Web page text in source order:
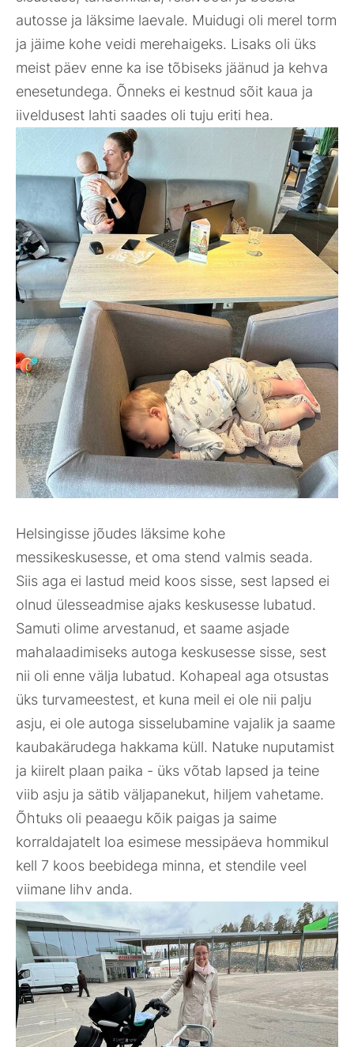
autosse ja läksime laevale. Muidugi oli merel torm
ja jäime kohe veidi merehaigeks. Lisaks oli üks
meist päev enne ka ise tõbiseks jäänud ja kehva
enesetundega. Õnneks ei kestnud sõit kaua ja
iiveldusest lahti saades oli tuju eriti hea.
Helsingisse jõudes läksime kohe
messikeskusesse, et oma stend valmis seada.
Siis aga ei lastud meid koos sisse, sest lapsed ei
olnud ülesseadmise ajaks keskusesse lubatud.
Samuti olime arvestanud, et saame asjade
mahalaadimiseks autoga keskusesse sisse, sest
nii oli enne välja lubatud. Kohapeal aga otsustas
üks turvameestest, et kuna meil ei ole nii palju
asju, ei ole autoga sisselubamine vajalik ja saame
kaubakärudega hakkama küll. Natuke nuputamist
ja kiirelt plaan paika - üks võtab lapsed ja teine
viib asju ja sätib väljapanekut, hiljem vahetame.
Õhtuks oli peaaegu kõik paigas ja saime
korraldajatelt loa esimese messipäeva hommikul
kell 7 koos beebidega minna, et stendile veel
viimane lihv anda.